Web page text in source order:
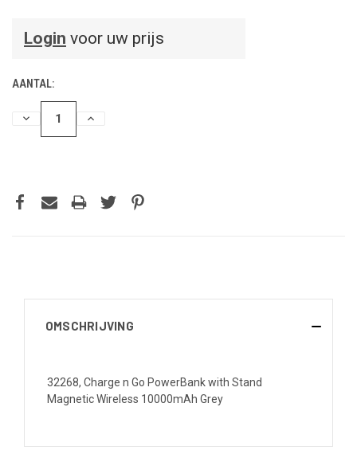
Login voor uw prijs
AANTAL:
HOEVEELHEIDHOEVEELHEID
OMSCHRIJVING
32268, Charge n Go PowerBank with Stand
Magnetic Wireless 10000mAh Grey